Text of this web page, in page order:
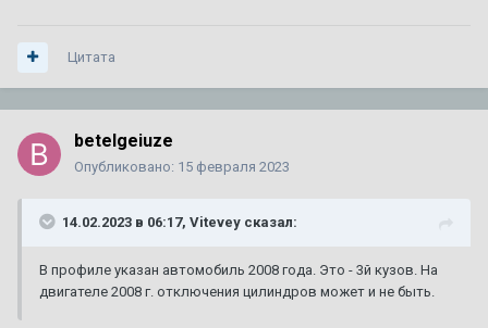
Автор: A446MO
64 ответа
Цитата
betelgeiuze
Опубликовано: 15 февраля 2023
14.02.2023 в 06:17, Vitevey сказал:
В профиле указан автомобиль 2008 года. Это - 3й кузов. На
двигателе 2008 г. отключения цилиндров может и не быть.